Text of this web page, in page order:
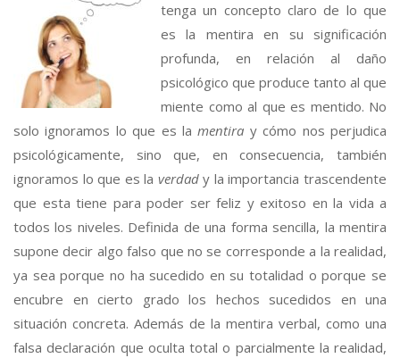
tenga un concepto claro de lo que
es la mentira en su significación
profunda, en relación al daño
psicológico que produce tanto al que
miente como al que es mentido. No
solo ignoramos lo que es lamentira y cómo nos perjudica
psicológicamente, sino que, en consecuencia, también
ignoramos lo que es la verdady la importancia trascendente
que esta tiene para poder ser feliz y exitoso en la vida a
todos los niveles. Definida de una forma sencilla, la mentira
supone decir algo falso que no se corresponde a la realidad,
ya sea porque no ha sucedido en su totalidad o porque se
encubre en cierto grado los hechos sucedidos en una
situación concreta. Además de la mentira verbal, como una
falsa declaración que oculta total o parcialmente la realidad,